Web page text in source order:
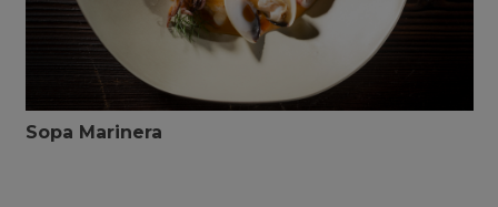
Sopa Marinera